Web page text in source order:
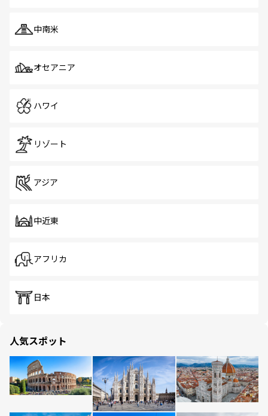
中南米
オセアニア
ハワイ
リゾート
アジア
中近東
アフリカ
日本
人気スポット